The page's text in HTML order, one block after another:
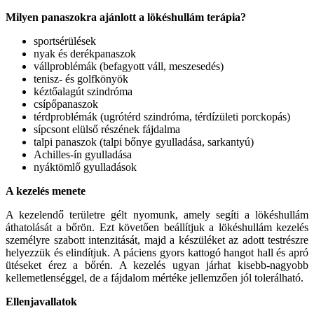
Milyen panaszokra ajánlott a lökéshullám terápia?
sportsérülések
nyak és derékpanaszok
vállproblémák (befagyott váll, meszesedés)
tenisz- és golfkönyök
kéztőalagút szindróma
csípőpanaszok
térdproblémák (ugrótérd szindróma, térdízületi porckopás)
sípcsont elülső részének fájdalma
talpi panaszok (talpi bőnye gyulladása, sarkantyú)
Achilles-ín gyulladása
nyáktömlő gyulladások
A kezelés menete
A kezelendő területre gélt nyomunk, amely segíti a lökéshullám
áthatolását a bőrön. Ezt követően beállítjuk a lökéshullám kezelés
személyre szabott intenzitását, majd a készüléket az adott testrészre
helyezzük és elindítjuk. A páciens gyors kattogó hangot hall és apró
ütéseket érez a bőrén. A kezelés ugyan járhat kisebb-nagyobb
kellemetlenséggel, de a fájdalom mértéke jellemzően jól tolerálható.
Ellenjavallatok